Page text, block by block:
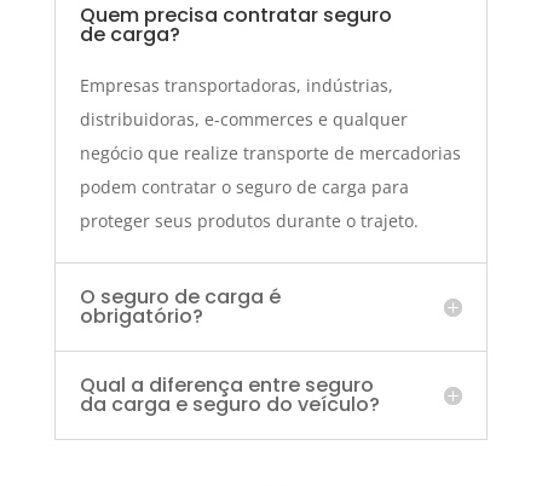
Quem precisa contratar seguro
de carga?
Empresas transportadoras, indústrias,
distribuidoras, e-commerces e qualquer
negócio que realize transporte de mercadorias
podem contratar o seguro de carga para
proteger seus produtos durante o trajeto.
O seguro de carga é
obrigatório?
Qual a diferença entre seguro
da carga e seguro do veículo?